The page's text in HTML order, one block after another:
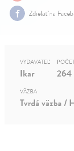
Zdielať na
VYDAVATEĽ
Ikar 264
VÄZBA
Tvrdá väzba /